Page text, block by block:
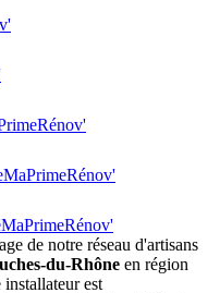
MaPrimeRénov'
MaPrimeRénov'
de notre réseau d'artisans
du-Rhône en région
installateur est